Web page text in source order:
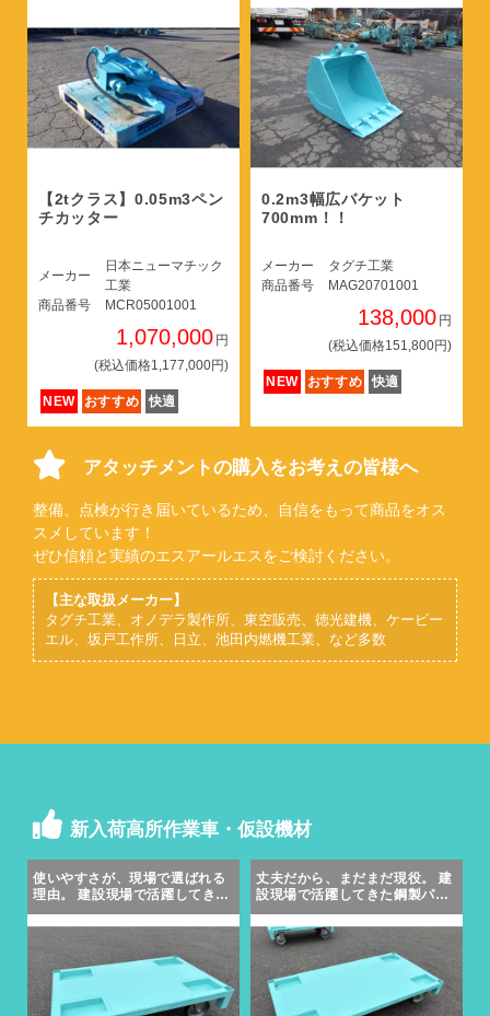
【2tクラス】0.05m3ペン
チカッター
メーカー
日本ニューマチック
工業
商品番号
MCR05001001
1,070,000 円
(税込価格1,177,000円)
NEW おすすめ 快適
0.2m3幅広バケット
700mm！！
メーカー
タグチ工業
商品番号
MAG20701001
138,000 円
(税込価格151,800円)
NEW おすすめ 快適
アタッチメントの購入をお考えの皆様へ
整備、点検が行き届いているため、自信をもって商品をオス
スメしています！
ぜひ信頼と実績のエスアールエスをご検討ください。
【主な取扱メーカー】
タグチ工業、オノデラ製作所、東空販売、徳光建機、ケービー
エル、坂戸工作所、日立、池田内燃機工業、など多数
新入荷高所作業車・仮設機材
使いやすさが、現場で選ばれる
理由。 建設現場で活躍してきた
定で販売します。
丈夫だから、まだまだ現役。 建
設現場で活躍してきた鋼製パイ
します。